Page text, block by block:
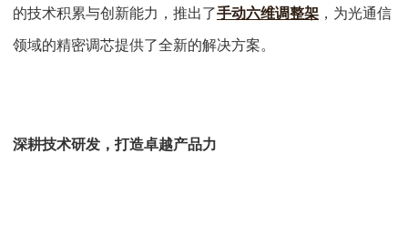
的技术积累与创新能力，推出了手动六维调整架 ，为光通信
领域的精密调芯提供了全新的解决方案。
深耕技术研发，打造卓越产品力